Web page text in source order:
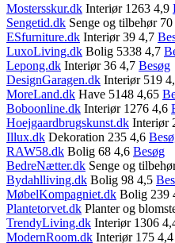
Mostersskur.dk Interiør 1263 4,9
Sengetid.dk Senge og tilbehør
ESfurniture.dk Interiør 39 4,7
LuxoLiving.dk Bolig 5338 4,7
Lepong.dk Interiør 36 4,7 Besøg
DesignGaragen.dk Interiør 519
MoreLand.dk Have 5148 4,65
Boboonline.dk Interiør 1276 4,6
Hoejgaardbrugskunst.dk Interiør
Illux.dk Dekoration 235 4,6
RAW58.dk Bolig 68 4,6 Besøg
BedreNætter.dk Senge og
Bydahlliving.dk Bolig 98 4,5
MøbelKompagniet.dk Bolig 239
Plantetorvet.dk Planter og
TrendyLiving.dk Interiør 1306
ModernRoom.dk Interiør 175 4,4